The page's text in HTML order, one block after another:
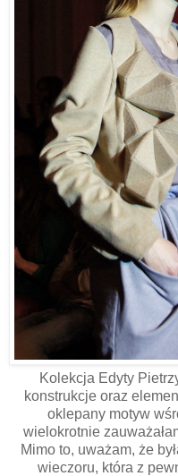
Kolekcja Edyty
konstrukcje oraz
oklepany motyw
wielokrotnie
Mimo to, uważam, że
wieczoru, która z